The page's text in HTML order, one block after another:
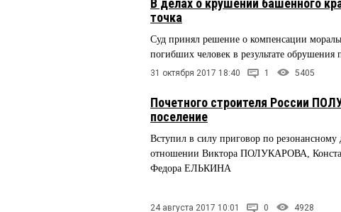
В делах о крушении башенного
точка
Суд принял решение о компенсации
погибших человек в результате обрушения
31 октября 2017 18:40 1 5405
Почетного строителя России
поселение
Вступил в силу приговор по
отношении Виктора ПОЛУКАРОВА,
Федора ЕЛЬКИНА
24 августа 2017 10:01 0 4928